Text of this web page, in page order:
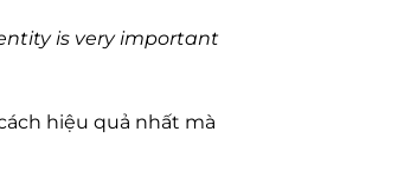
is very important
hiệu quả nhất mà